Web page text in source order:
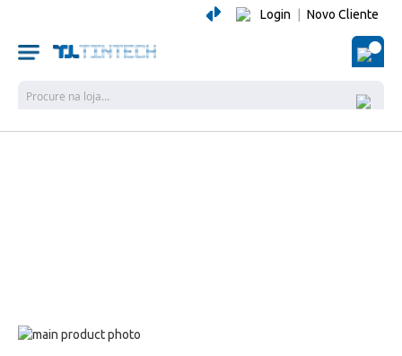
Login Novo Cliente
O
Salte